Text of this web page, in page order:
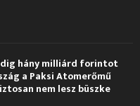
hány milliárd forintot
a Paksi Atomerőmű
nem lesz büszke